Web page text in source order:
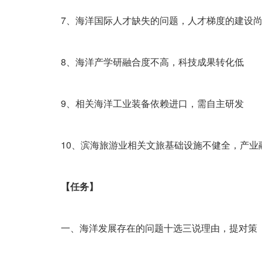
7、海洋国际人才缺失的问题，人才梯度的建设
8、海洋产学研融合度不高，科技成果转化低
9、相关海洋工业装备依赖进口，需自主研发
10、滨海旅游业相关文旅基础设施不健全，产业
【任务】
一、海洋发展存在的问题十选三说理由，提对策